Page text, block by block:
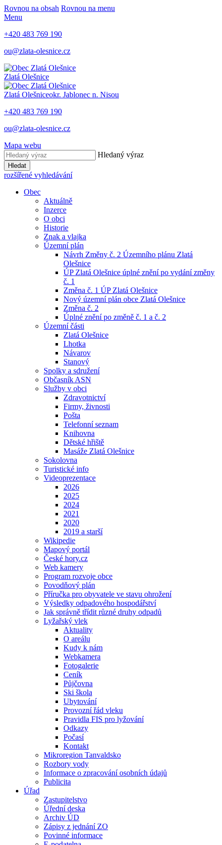
Rovnou na obsah Rovnou na menu
Menu
+420 483 769 190
ou@zlata-olesnice.cz
Zlatá Olešnice
Zlatá Olešniceokr. Jablonec n. Nisou
+420 483 769 190
ou@zlata-olesnice.cz
Mapa webu
Hledaný výraz
Hledat
rozšířené vyhledávání
Obec
Aktuálně
Inzerce
O obci
Historie
Znak a vlajka
Územní plán
Návrh Změny č. 2 Územního plánu Zlatá
Olešnice
ÚP Zlatá Olešnice úplné znění po vydání změny
č. 1
Změna č. 1 ÚP Zlatá Olešnice
Nový územní plán obce Zlatá Olešnice
Změna č. 2
Úplné znění po změně č. 1 a č. 2
Územní části
Zlatá Olešnice
Lhotka
Návarov
Stanový
Spolky a sdružení
Občasník ASN
Služby v obci
Zdravotnictví
Firmy, živnosti
Pošta
Telefonní seznam
Knihovna
Dětské hřiště
Masáže Zlatá Olešnice
Sokolovna
Turistické info
Videoprezentace
2026
2025
2024
2021
2020
2019 a starší
Wikipedie
Mapový portál
České hory.cz
Web kamery
Program rozvoje obce
Povodňový plán
Příručka pro obyvatele ve stavu ohrožení
Výsledky odpadového hospodářství
Jak správně třídit různé druhy odpadů
Lyžařský vlek
Aktuality
O areálu
Kudy k nám
Webkamera
Fotogalerie
Ceník
Půjčovna
Ski škola
Ubytování
Provozní řád vleku
Pravidla FIS pro lyžování
Odkazy
Počasí
Kontakt
Mikroregion Tanvaldsko
Rozbory vody
Informace o zpracování osobních údajů
Publicita
Úřad
Zastupitelstvo
Úřední deska
Archiv ÚD
Zápisy z jednání ZO
Povinné informace